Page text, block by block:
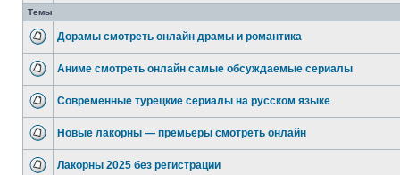
Темы
Дорамы смотреть онлайн драмы и романтика
Аниме смотреть онлайн самые обсуждаемые сериалы
Современные турецкие сериалы на русском языке
Новые лакорны — премьеры смотреть онлайн
Лакорны 2025 без регистрации